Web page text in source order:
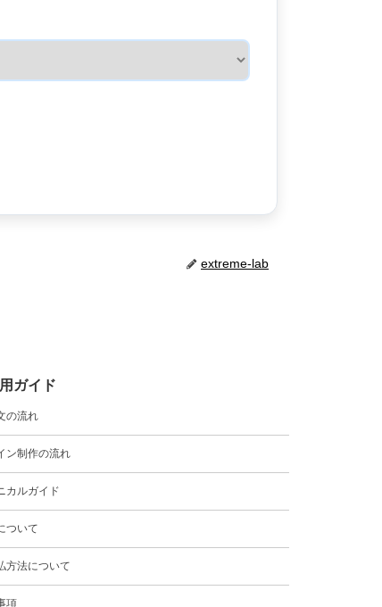
extreme-lab
ガイド
の流れ
ン制作の流れ
カルガイド
ついて
方法について
項